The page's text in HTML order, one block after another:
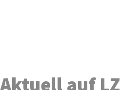
Aktuell auf LZ